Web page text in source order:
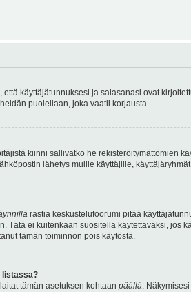
käyttäjätunnuksesi ja salasanasi ovat
puolellaan, joka vaatii korjausta.
kiinni sallivatko he rekisteröitymättömien
lähetys muille käyttäjille,
rastia keskustelufoorumi pitää
Tätä ei kuitenkaan suositella käytettäväksi,
tämän toiminnon pois käytöstä.
listassa?
tämän asetuksen kohtaan päällä.